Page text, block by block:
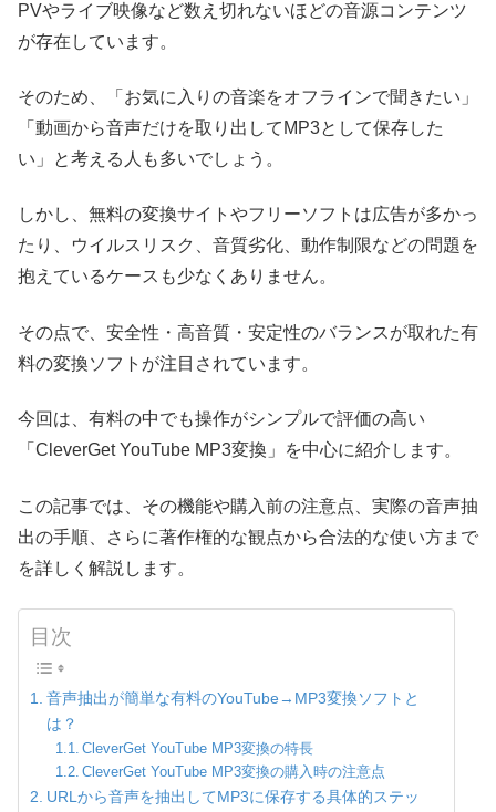
PVやライブ映像など数え切れないほどの音源コンテンツ
が存在しています。
そのため、「お気に入りの音楽をオフラインで聞きたい」
「動画から音声だけを取り出してMP3として保存した
い」と考える人も多いでしょう。
しかし、無料の変換サイトやフリーソフトは広告が多かっ
たり、ウイルスリスク、音質劣化、動作制限などの問題を
抱えているケースも少なくありません。
その点で、安全性・高音質・安定性のバランスが取れた有
料の変換ソフトが注目されています。
今回は、有料の中でも操作がシンプルで評価の高い
「CleverGet YouTube MP3変換」を中心に紹介します。
この記事では、その機能や購入前の注意点、実際の音声抽
出の手順、さらに著作権的な観点から合法的な使い方まで
を詳しく解説します。
目次
音声抽出が簡単な有料のYouTube→MP3変換ソフトと
は？
CleverGet YouTube MP3変換の特長
CleverGet YouTube MP3変換の購入時の注意点
URLから音声を抽出してMP3に保存する具体的ステッ